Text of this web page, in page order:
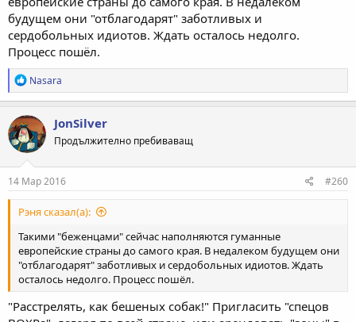
будущем они "отблагодарят" заботливых и
сердобольных идиотов. Ждать осталось недолго.
Процесс пошёл.
Р
е
а
к
ц
и
и
:
Nasara
JonSilver
Продължително пребиваващ
14 Мар 2016 #260
Рэня сказал(а):
Такими "беженцами" сейчас наполняются гуманные
европейские страны до самого края. В недалеком будущем они
"отблагодарят" заботливых и сердобольных идиотов. Ждать
осталось недолго. Процесс пошёл.
"Расстрелять, как бешеных собак!" Пригласить "спецов